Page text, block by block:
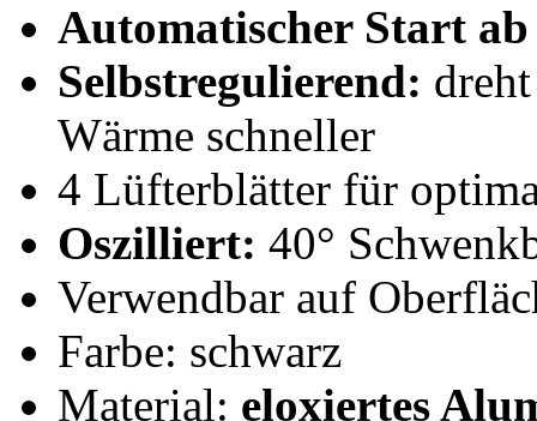
Automatischer Start ab
Selbstregulierend:
Wärme schneller
4 Lüfterblätter für
Oszilliert: 40°
Verwendbar auf
Farbe: schwarz
Material: eloxiertes